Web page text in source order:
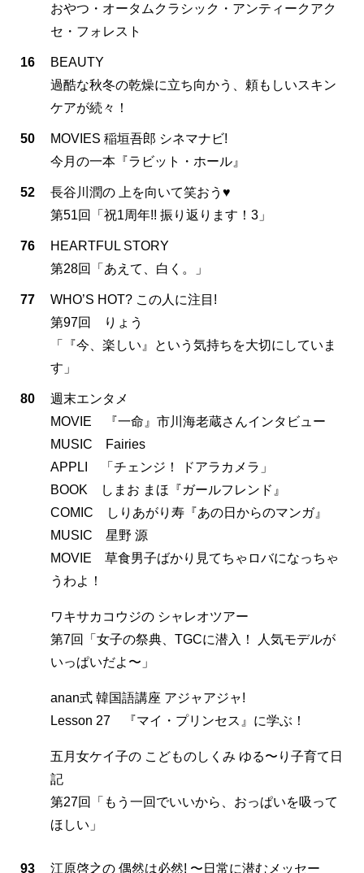
おやつ・オータムクラシック・アンティークアク
セ・フォレスト
16
BEAUTY
過酷な秋冬の乾燥に立ち向かう、頼もしいスキン
ケアが続々！
50
MOVIES 稲垣吾郎 シネマナビ!
今月の一本『ラビット・ホール』
52
長谷川潤の 上を向いて笑おう♥
第51回「祝1周年!! 振り返ります！3」
76
HEARTFUL STORY
第28回「あえて、白く。」
77
WHO’S HOT? この人に注目!
第97回 りょう
「『今、楽しい』という気持ちを大切にしていま
す」
80
週末エンタメ
MOVIE 『一命』市川海老蔵さんインタビュー
MUSIC Fairies
APPLI 「チェンジ！ ドアラカメラ」
BOOK しまお まほ『ガールフレンド』
COMIC しりあがり寿『あの日からのマンガ』
MUSIC 星野 源
MOVIE 草食男子ばかり見てちゃロバになっちゃ
うわよ！
ワキサカコウジの シャレオツアー
第7回「女子の祭典、TGCに潜入！ 人気モデルが
いっぱいだよ〜」
anan式 韓国語講座 アジャアジャ!
Lesson 27 『マイ・プリンセス』に学ぶ！
五月女ケイ子の こどものしくみ ゆる〜り子育て日
記
第27回「もう一回でいいから、おっぱいを吸って
ほしい」
93 江原啓之の 偶然は必然! 〜日常に潜むメッセー